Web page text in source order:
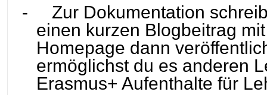
-
Zur Dokumentation
einen kurzen Blogbeitrag
Homepage dann
ermöglichst du es anderen
Erasmus+ Aufenthalte für